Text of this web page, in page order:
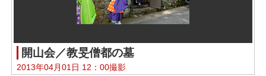
開山会／教旻僧都の墓
2013年04月01日 12：00撮影